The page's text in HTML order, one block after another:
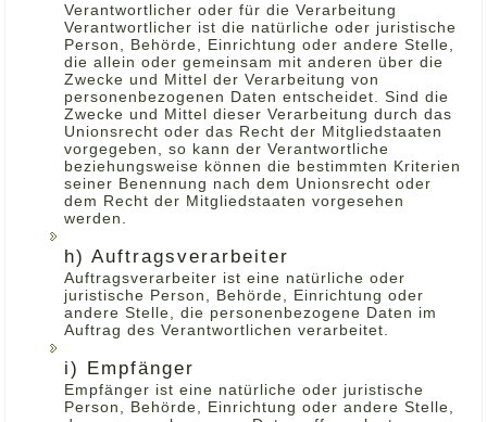
Verantwortlicher oder für die Verarbeitung
Verantwortlicher ist die natürliche oder juristische
Person, Behörde, Einrichtung oder andere Stelle,
die allein oder gemeinsam mit anderen über die
Zwecke und Mittel der Verarbeitung von
personenbezogenen Daten entscheidet. Sind die
Zwecke und Mittel dieser Verarbeitung durch das
Unionsrecht oder das Recht der Mitgliedstaaten
vorgegeben, so kann der Verantwortliche
beziehungsweise können die bestimmten Kriterien
seiner Benennung nach dem Unionsrecht oder
dem Recht der Mitgliedstaaten vorgesehen
werden.
h) Auftragsverarbeiter
Auftragsverarbeiter ist eine natürliche oder
juristische Person, Behörde, Einrichtung oder
andere Stelle, die personenbezogene Daten im
Auftrag des Verantwortlichen verarbeitet.
i) Empfänger
Empfänger ist eine natürliche oder juristische
Person, Behörde, Einrichtung oder andere Stelle,